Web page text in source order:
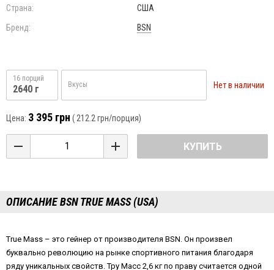
Страна:
США
Бренд:
BSN
16 порций
2640 г Вкусы Нет в наличии
Цена: 3 395 грн ( 212.2 грн/порция)
КУПИТЬ
ОПИСАНИЕ BSN TRUE MASS (USA)
True Mass – это гейнер от производителя BSN. Он произвел
буквально революцию на рынке спортивного питания благодаря
ряду уникальных свойств. Тру Масс 2,6 кг по праву считается одной